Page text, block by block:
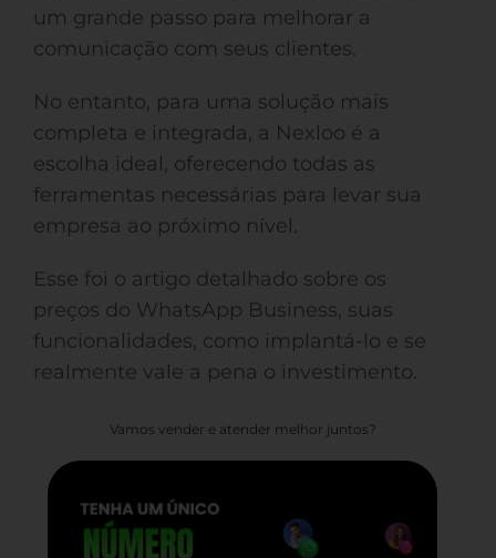
um grande passo para melhorar a
comunicação com seus clientes.
No entanto, para uma solução mais
completa e integrada, a Nexloo é a
escolha ideal, oferecendo todas as
ferramentas necessárias para levar sua
empresa ao próximo nível.
Esse foi o artigo detalhado sobre os
preços do WhatsApp Business, suas
funcionalidades, como implantá-lo e se
realmente vale a pena o investimento.
Vamos vender e atender melhor juntos?